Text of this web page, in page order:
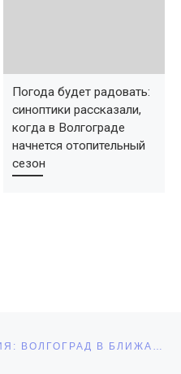
Погода будет радовать:
синоптики рассказали,
когда в Волгограде
начнется отопительный
сезон
ДЫХАНИЕ СЕДОГО КАСПИЯ: ВОЛГОГРАД В БЛИЖАЙШИЕ ДВА ДНЯ ОЖИДАЮТ СИЛЬНЫЕ ОСАДКИ.